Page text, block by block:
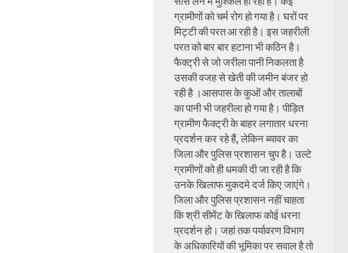
ग्रामीणों को चर्म रोग हो गया है। घरों पर
मिट्टी की परत आ रही है। इस जहरीली
परत को बार बार हटाना भी कठिन है।
फैक्ट्री से जो जरीला पानी निकलता है
उसकी वजह से खेती की जमीन बंजर हो
रही है ।आसपास के कुओं और तालाबों
का पानी भी जहरीला हो गया है। पीड़ित
ग्रामीण फैक्ट्री के बाहर लगातार धरना
प्रदर्शन कर रहे हैं, लेकिन ब्यावर का
जिला और पुलिस प्रशासन चुप है। उल्टे
ग्रामीणों को ही धमकी दी जा रही है कि
उनके खिलाफ मुकदमे दर्ज किए जाएंगे।
जिला और पुलिस प्रशासन नहीं चाहता
कि श्री सीमेंट के खिलाफ कोई धरना
प्रदर्शन हो। जहां तक पर्यावरण विभाग
के अधिकारियों की भूमिका पर सवाल है तो